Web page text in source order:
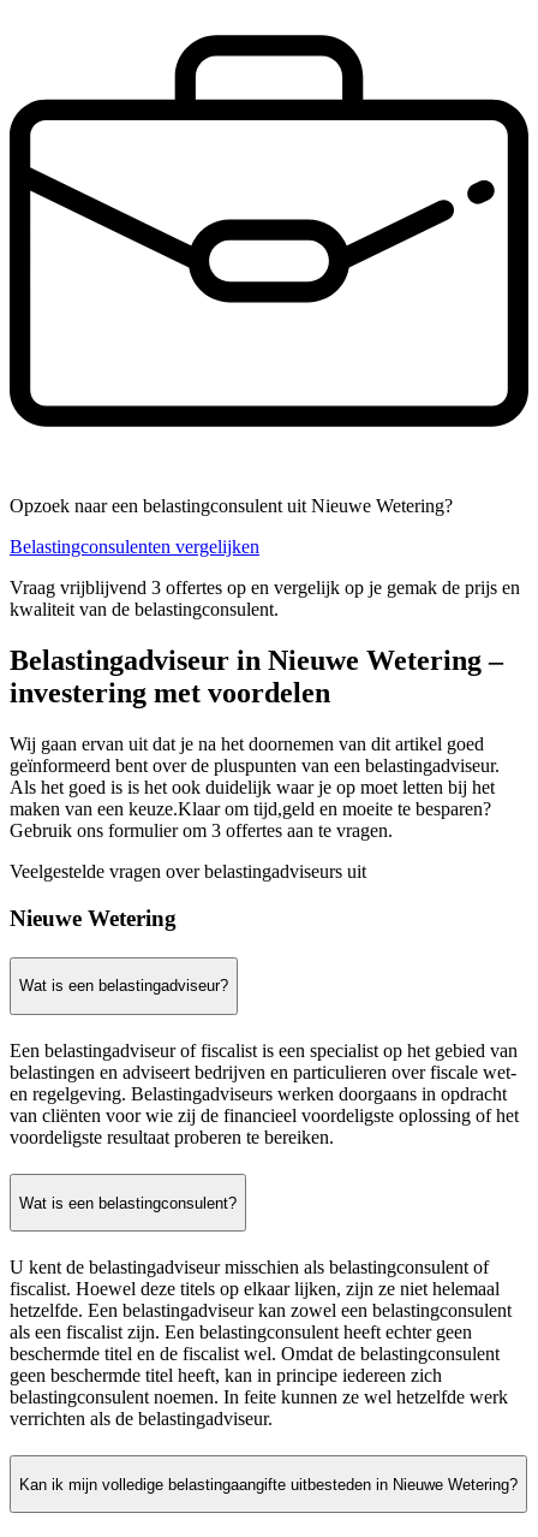
Opzoek naar een belastingconsulent uit Nieuwe Wetering?
Belastingconsulenten vergelijken
Vraag vrijblijvend 3 offertes op en vergelijk op je gemak de prijs en
kwaliteit van de belastingconsulent.
Belastingadviseur in Nieuwe Wetering –
investering met voordelen
Wij gaan ervan uit dat je na het doornemen van dit artikel goed
geïnformeerd bent over de pluspunten van een belastingadviseur.
Als het goed is is het ook duidelijk waar je op moet letten bij het
maken van een keuze.Klaar om tijd,geld en moeite te besparen?
Gebruik ons formulier om 3 offertes aan te vragen.
Veelgestelde vragen over belastingadviseurs uit
Nieuwe Wetering
Wat is een belastingadviseur?
Een belastingadviseur of fiscalist is een specialist op het gebied van
belastingen en adviseert bedrijven en particulieren over fiscale wet-
en regelgeving. Belastingadviseurs werken doorgaans in opdracht
van cliënten voor wie zij de financieel voordeligste oplossing of het
voordeligste resultaat proberen te bereiken.
Wat is een belastingconsulent?
U kent de belastingadviseur misschien als belastingconsulent of
fiscalist. Hoewel deze titels op elkaar lijken, zijn ze niet helemaal
hetzelfde. Een belastingadviseur kan zowel een belastingconsulent
als een fiscalist zijn. Een belastingconsulent heeft echter geen
beschermde titel en de fiscalist wel. Omdat de belastingconsulent
geen beschermde titel heeft, kan in principe iedereen zich
belastingconsulent noemen. In feite kunnen ze wel hetzelfde werk
verrichten als de belastingadviseur.
Kan ik mijn volledige belastingaangifte uitbesteden in Nieuwe Wetering?